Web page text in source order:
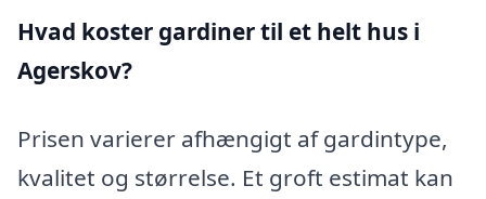
Hvad koster gardiner til et helt hus i
Agerskov?
Prisen varierer afhængigt af gardintype,
kvalitet og størrelse. Et groft estimat kan